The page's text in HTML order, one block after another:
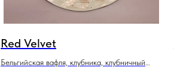
Red Velvet
Бельгийская вафля, клубника, клубничный